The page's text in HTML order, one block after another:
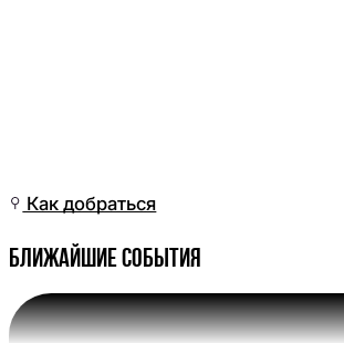
Как добраться
Ближайшие события